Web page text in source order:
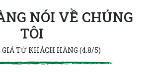
NÓI VỀ CHÚNG
TÔI
GIÁ TỪ KHÁCH HÀNG (4.8/5)